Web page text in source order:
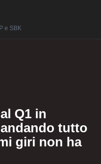
e SBK
Q1 in
tutto
giri non ha